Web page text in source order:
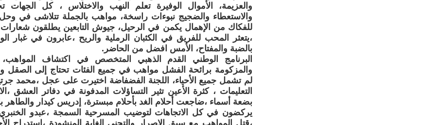
والعزيمة، الأموال الوفيرة تعلم النهب والاختلاس ، كل الجهات
والاستعطاء والضجيج نبوءات راسخة، مواهب بالجملة تتلاشى في
للفكاك من الإهمال يكمن في الرحيل، جيوش التابعين يطلقون شعارات
،يتعثر المحب للفريق في الكثبان الرملية والريح ،عابرون في غبار
بالضبة والمفتاح، الأمس افضل من الحاضر.
البرنامج الوطني القدم الذهبي المتخصص في اكتشاف المواهب،
والمزكومة برائحة الفشل مواهب في جميع الفئات تحتاج إلى الصقل
لم تشمل جميع الأحياء، اللجنة الفضفاضة اختيرت على عجل ،محمد
التعليمات ، كثرة الأعين تثير التساؤلات المدفونة في دفاتر العشق
بضعة أسماء ،ضاجعت أحلام الغد بأحلام مبسترة، إدريس كيدار
يركضون في كل الاتجاهات لتوضيب المسرحية السمجة ،عبدو